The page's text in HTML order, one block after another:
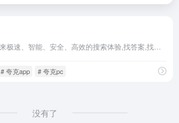
# 夸克app # 夸克pc
没有了